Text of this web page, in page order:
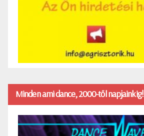
Minden ami dance, 2000-től napjainkig!